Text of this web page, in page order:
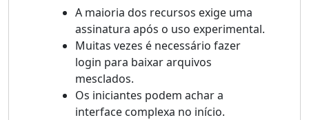
A maioria dos recursos exige uma
assinatura após o uso experimental.
Muitas vezes é necessário fazer
login para baixar arquivos
mesclados.
Os iniciantes podem achar a
interface complexa no início.